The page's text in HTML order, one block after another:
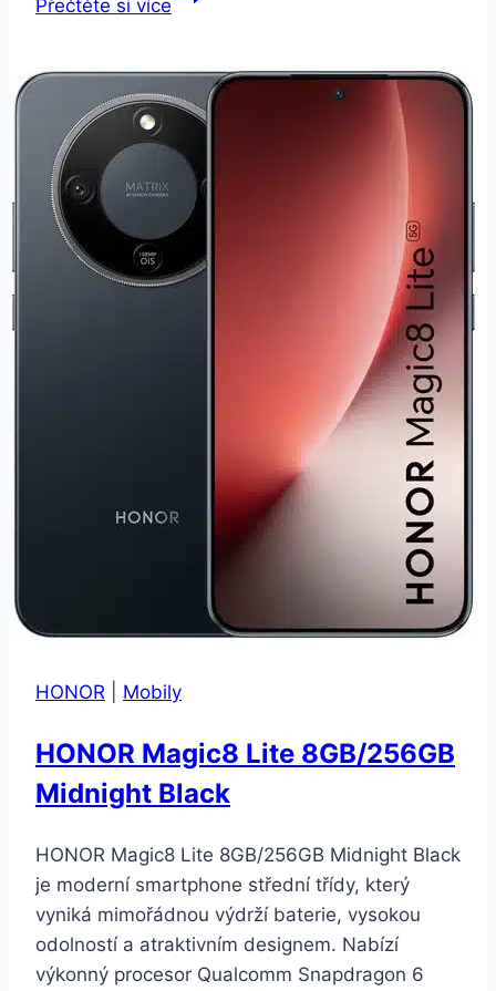
Přečtěte si více
128
GB
–
Yellow
HONOR Mobily
HONOR Magic8 Lite 8GB/256GB
Midnight Black
HONOR Magic8 Lite 8GB/256GB Midnight Black
je moderní smartphone střední třídy, který
vyniká mimořádnou výdrží baterie, vysokou
odolností a atraktivním designem. Nabízí
výkonný procesor Qualcomm Snapdragon 6